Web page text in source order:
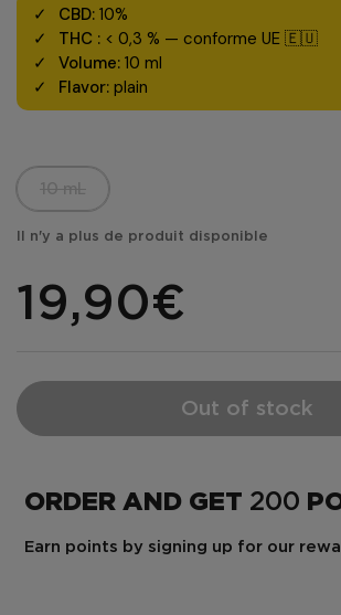
CBD: 10%
THC : < 0,3 % — conforme UE 🇪🇺
Volume: 10 ml
Flavor: plain
10 mL
Il n'y a plus de produit disponible
19,90€
Out of stock
ORDER AND GET 200
Earn points by signing up for our